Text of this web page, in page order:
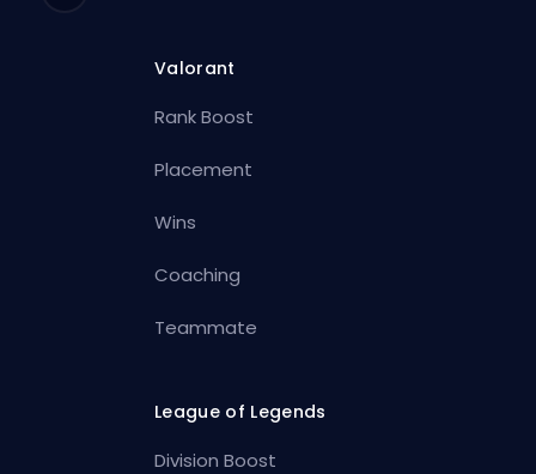
Valorant
Rank Boost
Placement
Wins
Coaching
Teammate
League of Legends
Division Boost